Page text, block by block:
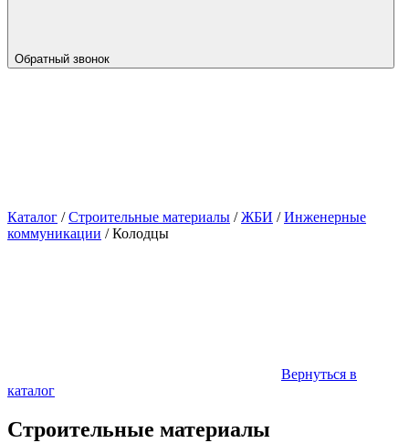
Обратный звонок
Каталог /Строительные материалы /ЖБИ /Инженерные
коммуникации /Колодцы
Вернуться в
каталог
Строительные материалы